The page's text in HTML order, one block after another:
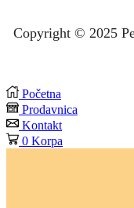
Copyright © 2025 P
Početna
Prodavnica
Kontakt
0 Korpa